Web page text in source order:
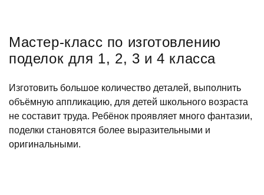
Мастер-класс по изготовлению
поделок для 1, 2, 3 и 4 класса
Изготовить большое количество деталей, выполнить
объёмную аппликацию, для детей школьного возраста
не составит труда. Ребёнок проявляет много фантазии,
поделки становятся более выразительными и
оригинальными.